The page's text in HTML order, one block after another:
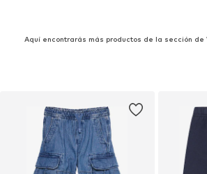
Aquí encontrarás más productos de la sección de